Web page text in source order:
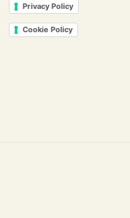
Privacy Policy
Cookie Policy